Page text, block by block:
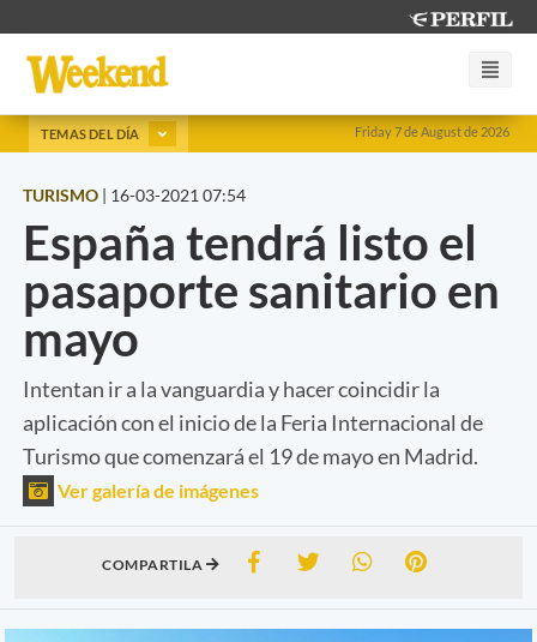
Friday 7 de August de 2026
TEMAS DEL DÍA
TURISMO | 16-03-2021 07:54
España tendrá listo el
pasaporte sanitario en
mayo
Intentan ir a la vanguardia y hacer coincidir la
aplicación con el inicio de la Feria Internacional de
Turismo que comenzará el 19 de mayo en Madrid.
Ver galería de imágenes
COMPARTILA